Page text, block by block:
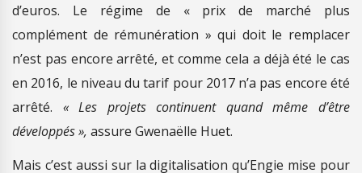
d’euros. Le régime de « prix de marché plus
complément de rémunération » qui doit le remplacer
n’est pas encore arrêté, et comme cela a déjà été le cas
en 2016, le niveau du tarif pour 2017 n’a pas encore été
arrêté. « Les projets continuent quand même d’être
développés », assure Gwenaëlle Huet.
Mais c’est aussi sur la digitalisation qu’Engie mise pour